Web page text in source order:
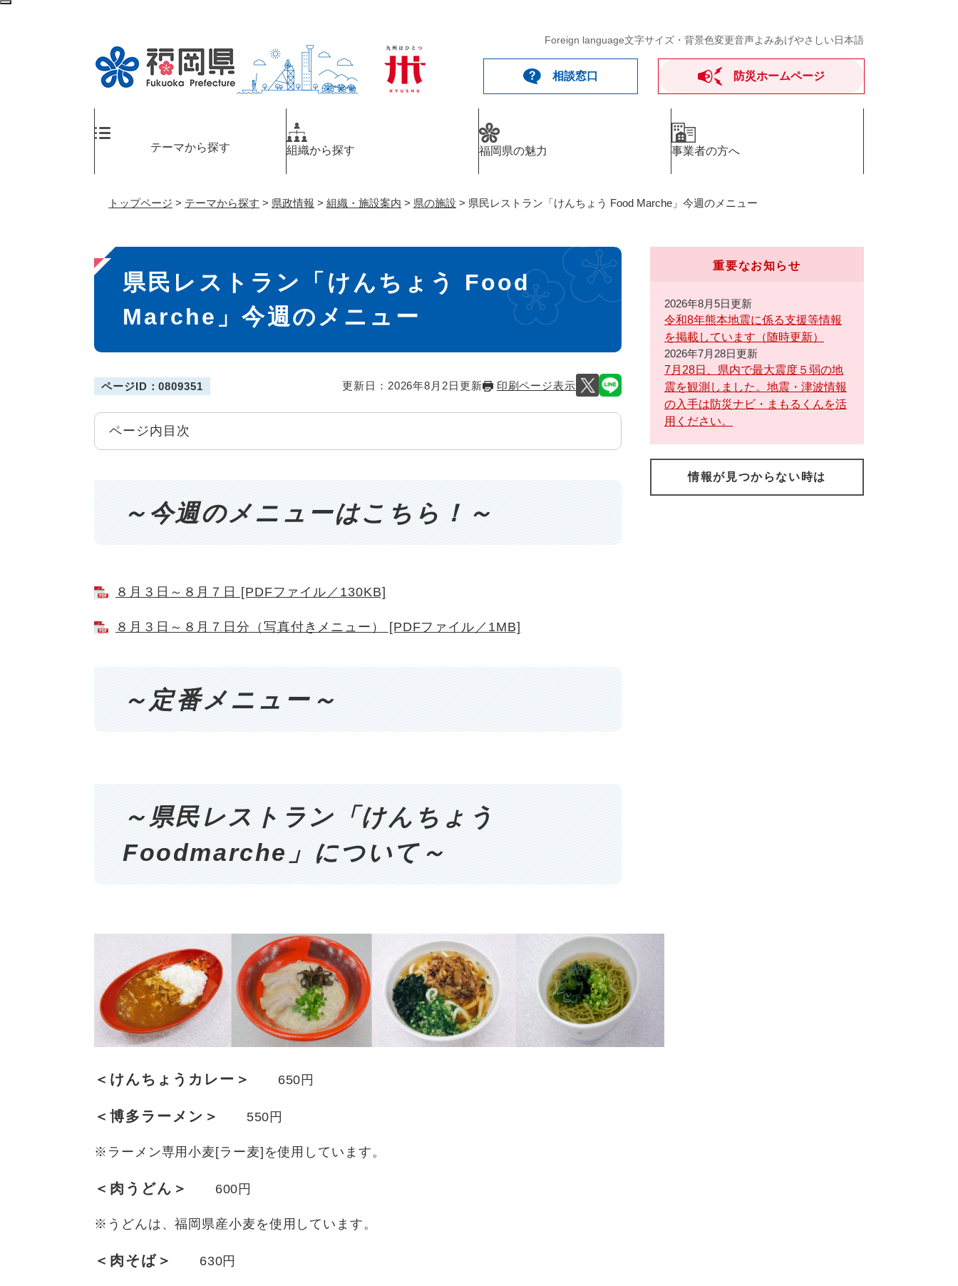
ペ
Foreign language文字サイズ・背景色変更音声よみあげやさしい日本語
相談窓口 防災ホームページ
テーマから探す 組織から探す 福岡県の魅力 事業者の方へ
トップページ > テーマから探す > 県政情報 > 組織・施設案内 > 県の施設 > 県民レストラン「けんちょう Food Marche」今週のメニュー
本
文
県民レストラン「けんちょう Food
Marche」今週のメニュー
ページID：0809351 更新日：2026年8月2日更新 印刷ページ表示
ページ内目次
～今週のメニューはこちら！～
８月３日～８月７日 [PDFファイル／130KB]
８月３日～８月７日分（写真付きメニュー） [PDFファイル／1MB]
～定番メニュー～
～県民レストラン「けんちょう
Foodmarche」について～
＜けんちょうカレー＞ 650円
＜博多ラーメン＞ 550円
※ラーメン専用小麦[ラー麦]を使用しています。
＜肉うどん＞ 600円
※うどんは、福岡県産小麦を使用しています。
＜肉そば＞ 630円
重要なお知らせ
2026年8月5日更新
令和8年熊本地震に係る支援等情報
を掲載しています（随時更新）
2026年7月28日更新
7月28日、県内で最大震度５弱の地
震を観測しました。地震・津波情報
の入手は防災ナビ・まもるくんを活
用ください。
情報が見つからない時は